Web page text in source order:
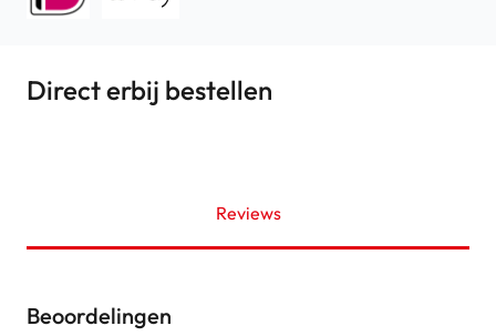
Direct erbij bestellen
Reviews
Beoordelingen